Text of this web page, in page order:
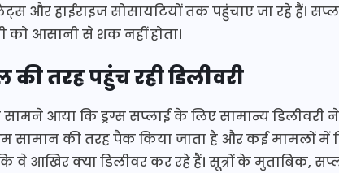
और हाईराइज सोसायटियों तक पहुंचाए जा रहे हैं।
को आसानी से शक नहीं होता।
की तरह पहुंच रही डिलीवरी
आया कि ड्रग्स सप्लाई के लिए सामान्य डिलीवरी
सामान की तरह पैक किया जाता है और कई मामलों में
वे आखिर क्या डिलीवर कर रहे हैं। सूत्रों के मुताबिक,